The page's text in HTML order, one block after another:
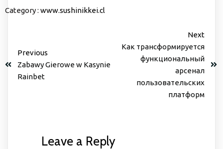
Category : www.sushinikkei.cl
Previous
Zabawy Gierowe w Kasynie
Rainbet
Next
Как трансформируется
функциональный
арсенал
пользовательских
платформ
Leave a Reply